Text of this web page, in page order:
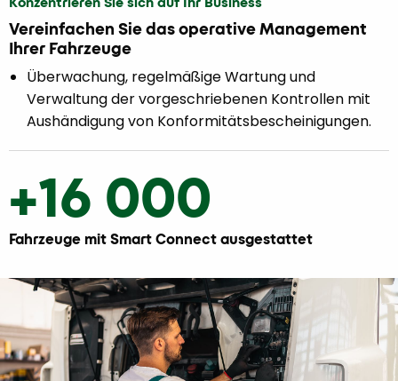
Vereinfachen Sie das operative Management
Ihrer Fahrzeuge
Überwachung, regelmäßige Wartung und
Verwaltung der vorgeschriebenen Kontrollen mit
Aushändigung von Konformitätsbescheinigungen.
+16 000
Fahrzeuge mit Smart Connect ausgestattet